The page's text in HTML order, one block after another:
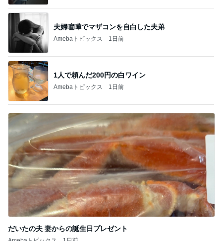
夫婦喧嘩でマザコンを自白した夫弟
Amebaトピックス 1日前
1人で頼んだ200円の白ワイン
Amebaトピックス 1日前
だいたの夫 妻からの誕生日プレゼント